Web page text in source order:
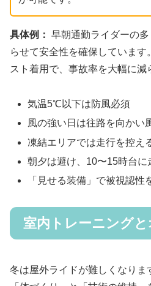
具体例： 早朝通勤ライダーの
らせて安全性を確保していま
スト着用で、事故率を大幅に減
気温5℃以下は防風必須
風の強い日は往路を向かい
凍結エリアでは走行を控え
朝夕は避け、10〜15時台に
「見せる装備」で被視認性
室内トレーニング
冬は屋外ライドが難しくなりま